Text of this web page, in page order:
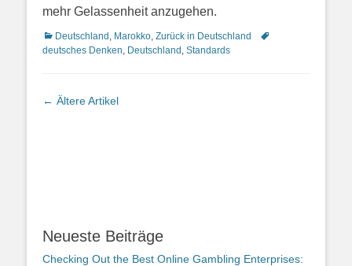
mehr Gelassenheit anzugehen.
Kategorien
Deutschland , Marokko, Zurück in Deutschland
Schlagworte
deutsches Denken, Deutschland , Standards
Artikel-
← Ältere Artikel
Neueste Beiträge
Checking Out the Best Online Gambling Enterprises: